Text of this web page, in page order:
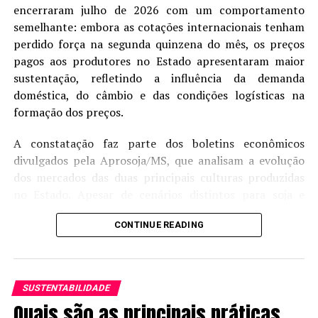
Figura 2. Ciclo de desenvolvimento da estria bacteriana
em milho.
Fonte: Sementes NK (2024)
encerraram julho de 2026 com um comportamento
semelhante: embora as cotações internacionais tenham
perdido força na segunda quinzena do mês, os preços
pagos aos produtores no Estado apresentaram maior
sustentação, refletindo a influência da demanda
doméstica, do câmbio e das condições logísticas na
formação dos preços.
A constatação faz parte dos boletins econômicos
divulgados pela Aprosoja/MS, que analisam a evolução
dos mercados das duas principais culturas produzidas
milho, ambos registraram desempenho superior ao
observado na Bolsa de Chicago (CBOT) durante o
Na soja, o preço médio disponível alcançou R$ 119,90
por saca em julho, alta de 2,75% em relação ao mesmo
mês de 2025. O mercado foi favorecido pela retomada
CONTINUE READING
SUSTENTABILIDADE